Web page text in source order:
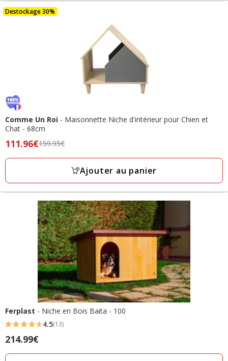
Destockage 30%
Comme Un Roi - Maisonnette Niche d'intérieur pour Chien et
Chat - 68cm
Prix
précédent
prix
final
111.96€159.95€
Ajouter au panier
Ferplast - Niche en Bois Baita - 100
4.5
étoiles
avec
4.5(13)
Prix
214.99€
214.99€